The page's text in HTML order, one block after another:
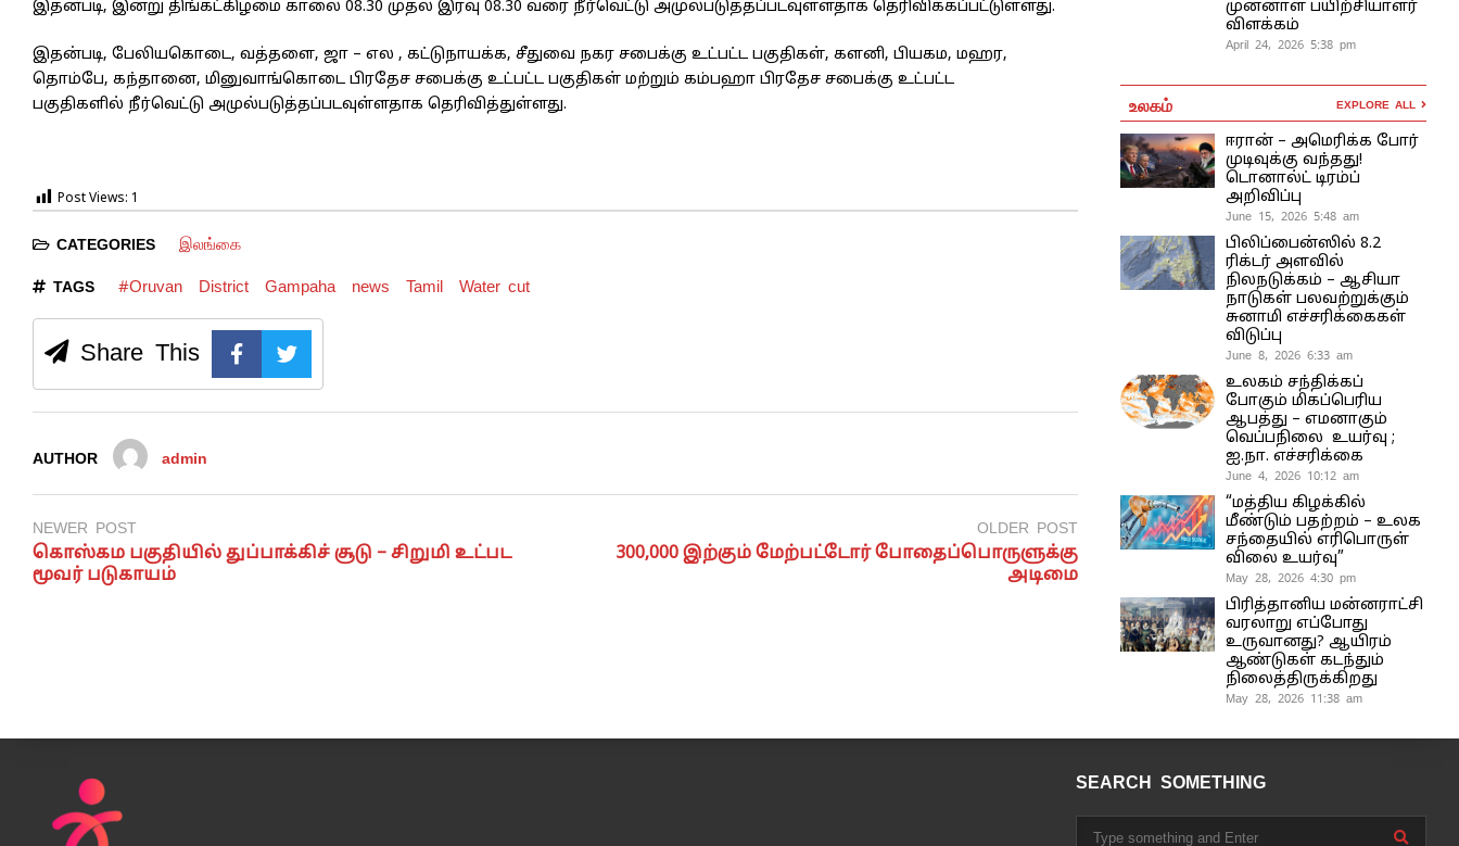
இதன்படி, இன்று திங்கட்கிழமை காலை 08.30 முதல் இரவு 08.30 வரை நீர்வெட்டு அமுல்படுத்தப்படவுள்ளதாக தெரிவிக்கப்பட்டுள்ளது.
இதன்படி, பேலியகொடை, வத்தளை, ஜா – எல , கட்டுநாயக்க, சீதுவை நகர சபைக்கு உட்பட்ட பகுதிகள், களனி, பியகம, மஹர,
தொம்பே, கந்தானை, மினுவாங்கொடை பிரதேச சபைக்கு உட்பட்ட பகுதிகள் மற்றும் கம்பஹா பிரதேச சபைக்கு உட்பட்ட
பகுதிகளில் நீர்வெட்டு அமுல்படுத்தப்படவுள்ளதாக தெரிவித்துள்ளது.
Post Views: 1
CATEGORIES இலங்கை
TAGS #Oruvan District Gampaha news Tamil Water cut
Share This
AUTHOR admin
NEWER POST
கொஸ்கம பகுதியில் துப்பாக்கிச் சூடு – சிறுமி உட்பட
மூவர் படுகாயம்
OLDER POST
300,000 இற்கும் மேற்பட்டோர் போதைப்பொருளுக்கு
அடிமை
முன்னாள் பயிற்சியாளர்
விளக்கம்
April 24, 2026 5:38 pm
உலகம் EXPLORE ALL
ஈரான் – அமெரிக்க போர்
முடிவுக்கு வந்தது!
டொனால்ட் டிரம்ப்
அறிவிப்பு
June 15, 2026 5:48 am
பிலிப்பைன்ஸில் 8.2
ரிக்டர் அளவில்
நிலநடுக்கம் – ஆசியா
நாடுகள் பலவற்றுக்கும்
சுனாமி எச்சரிக்கைகள்
விடுப்பு
June 8, 2026 6:33 am
உலகம் சந்திக்கப்
போகும் மிகப்பெரிய
ஆபத்து – எமனாகும்
வெப்பநிலை உயர்வு ;
ஐ.நா. எச்சரிக்கை
June 4, 2026 10:12 am
“மத்திய கிழக்கில்
மீண்டும் பதற்றம் – உலக
சந்தையில் எரிபொருள்
விலை உயர்வு”
May 28, 2026 4:30 pm
பிரித்தானிய மன்னராட்சி
வரலாறு எப்போது
உருவானது? ஆயிரம்
ஆண்டுகள் கடந்தும்
நிலைத்திருக்கிறது
May 28, 2026 11:38 am
SEARCH SOMETHING